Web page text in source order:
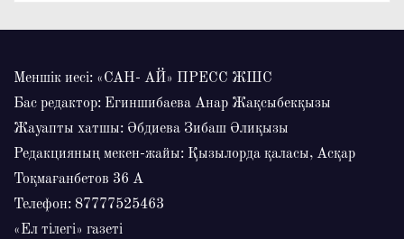
Меншік иесі: «САН- АЙ» ПРЕСС ЖШС
Бас редактор: Егиншибаева Анар Жақсыбекқызы
Жауапты хатшы: Әбдиева Зибаш Әлиқызы
Редакцияның мекен-жайы: Қызылорда қаласы, Асқар
Тоқмағанбетов 36 А
Телефон: 87777525463
«Ел тілегі» газеті